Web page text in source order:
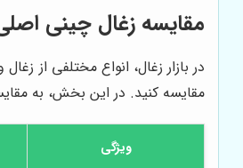
مقایسه زغال چینی
در بازار زغال، انواع مختلفی از
مقایسه کنید. در این بخش، به
ویژگی